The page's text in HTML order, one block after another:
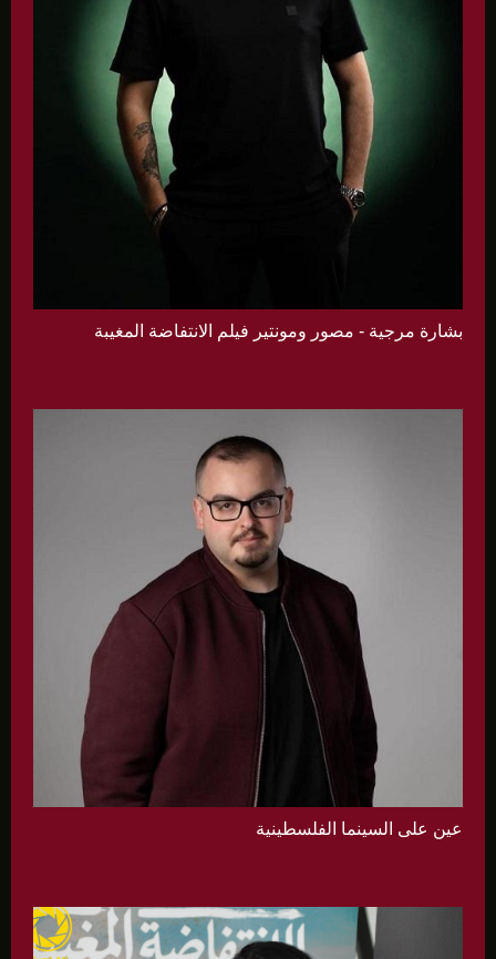
بشارة مرجية - مصور ومونتير فيلم الانتفاضة المغيبة
عين على السينما الفلسطينية